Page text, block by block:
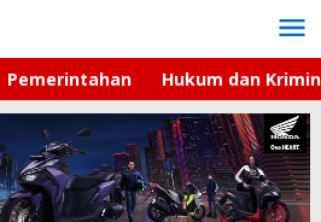
Pemerintahan Hukum dan